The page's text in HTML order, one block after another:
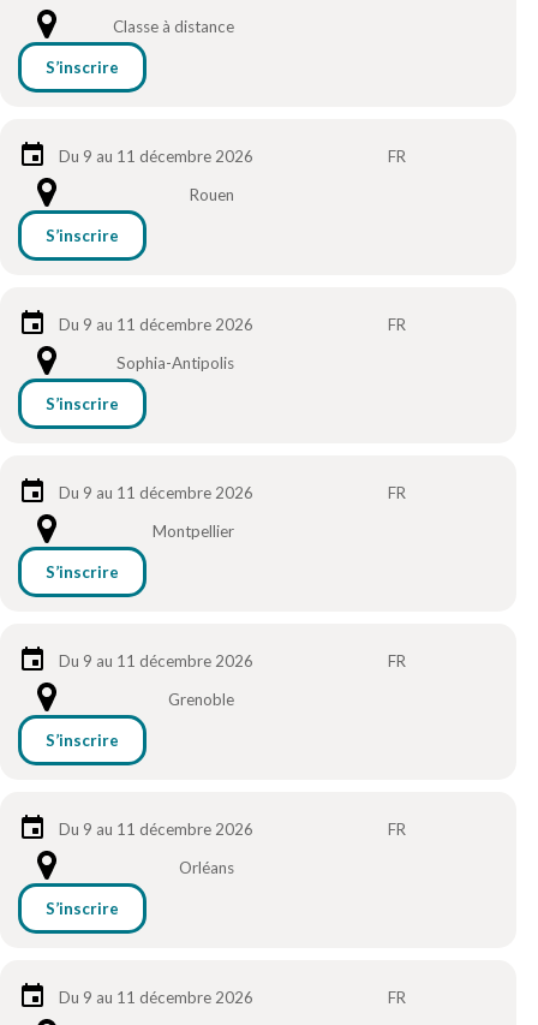
Classe à distance
S’inscrire
Du 9 au 11 décembre 2026
FR
Rouen
S’inscrire
Du 9 au 11 décembre 2026
FR
Sophia-Antipolis
S’inscrire
Du 9 au 11 décembre 2026
FR
Montpellier
S’inscrire
Du 9 au 11 décembre 2026
FR
Grenoble
S’inscrire
Du 9 au 11 décembre 2026
FR
Orléans
S’inscrire
Du 9 au 11 décembre 2026
FR